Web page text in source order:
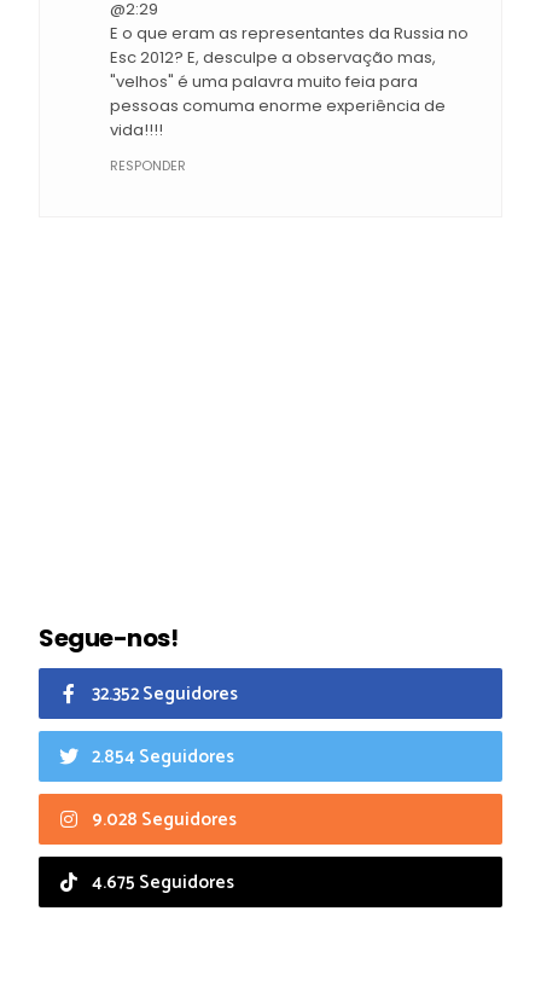
@2:29
E o que eram as representantes da Russia no
Esc 2012? E, desculpe a observação mas,
"velhos" é uma palavra muito feia para
pessoas comuma enorme experiência de
vida!!!!
RESPONDER
Segue-nos!
32.352 Seguidores
2.854 Seguidores
9.028 Seguidores
4.675 Seguidores